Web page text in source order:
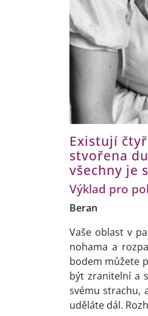
Existují
stvořena
všechny je
Výklad pro
Beran
Vaše oblast v
nohama a
bodem můžete
být zranitelní a
svému strachu,
uděláte dál.